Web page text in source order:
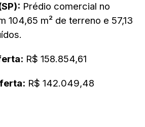
Prédio comercial no
104,65 m² de terreno e 57,13
R$ 158.854,61
R$ 142.049,48